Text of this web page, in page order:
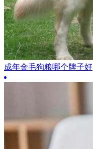
成年金毛狗粮哪个牌子好